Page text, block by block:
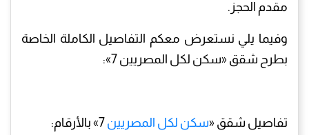
مقدم الحجز.
وفيما يلي نستعرض معكم التفاصيل الكاملة الخاصة
بطرح شقق «سكن لكل المصريين 7»:
تفاصيل شقق «سكن لكل المصريين